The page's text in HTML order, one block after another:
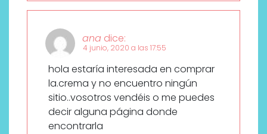
ana dice:
4 junio, 2020 a las 17:55
hola estaría interesada en comprar
la.crema y no encuentro ningún
sitio..vosotros vendéis o me puedes
decir alguna página donde
encontrarla